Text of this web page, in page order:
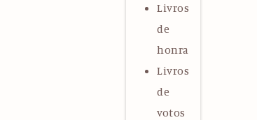
Livros
de
honra
Livros
de
votos